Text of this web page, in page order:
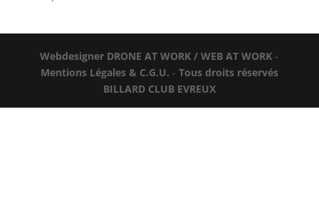
Webdesigner DRONE AT WORK / WEB AT WORK -
Mentions Légales & C.G.U. - Tous droits réservés
BILLARD CLUB EVREUX